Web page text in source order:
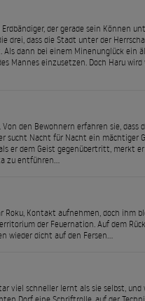
der gerade sein Können
drei, dass die Stadt unter der
dann bei einem Minenunglück ein
Mannes einzusetzen. Doch Haru wird
den Bewohnern erfahren sie, dass
sucht Nacht für Nacht ein mächtiger
er dem Geist gegenübertritt, merkt
zu entführen…
Roku, Kontakt aufnehmen, doch ihm
der Feuernation. Auf dem
wieder dicht auf den Fersen…
viel schneller lernt als sie selbst, und